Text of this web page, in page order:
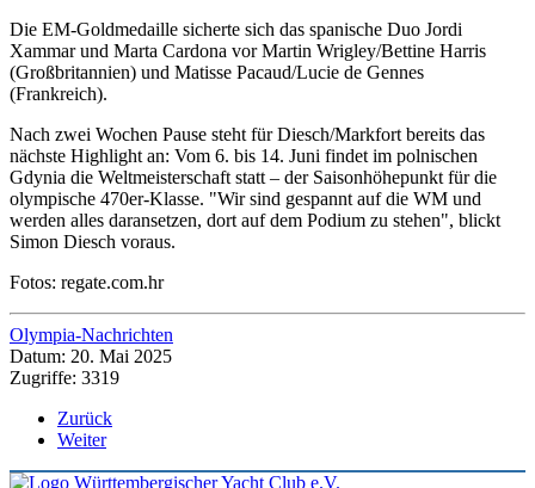
Die EM-Goldmedaille sicherte sich das spanische Duo Jordi
Xammar und Marta Cardona vor Martin Wrigley/Bettine Harris
(Großbritannien) und Matisse Pacaud/Lucie de Gennes
(Frankreich).
Nach zwei Wochen Pause steht für Diesch/Markfort bereits das
nächste Highlight an: Vom 6. bis 14. Juni findet im polnischen
Gdynia die Weltmeisterschaft statt – der Saisonhöhepunkt für die
olympische 470er-Klasse. "Wir sind gespannt auf die WM und
werden alles daransetzen, dort auf dem Podium zu stehen", blickt
Simon Diesch voraus.
Fotos: regate.com.hr
Olympia-Nachrichten
Datum: 20. Mai 2025
Zugriffe: 3319
Zurück
Weiter